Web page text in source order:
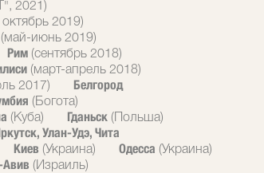
2021)
2019)
(май-июнь 2019)
Рим (сентябрь 2018)
(март-апрель 2018)
2017)
Белгород
(Богота)
(Куба) Гданьск (Польша)
Улан-Удэ, Чита
Киев (Украина) Одесса (Украина)
Авив (Израиль)